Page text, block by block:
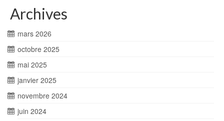
Archives
mars 2026
octobre 2025
mai 2025
janvier 2025
novembre 2024
juin 2024